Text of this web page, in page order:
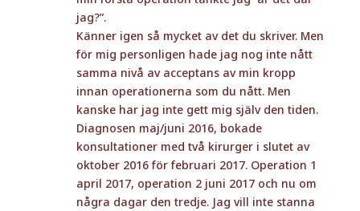
jag?”.
Känner igen så mycket av det du skriver. Men
för mig personligen hade jag nog inte nått
samma nivå av acceptans av min kropp
innan operationerna som du nått. Men
kanske har jag inte gett mig själv den tiden.
Diagnosen maj/juni 2016, bokade
konsultationer med två kirurger i slutet av
oktober 2016 för februari 2017. Operation 1
april 2017, operation 2 juni 2017 och nu om
några dagar den tredje. Jag vill inte stanna